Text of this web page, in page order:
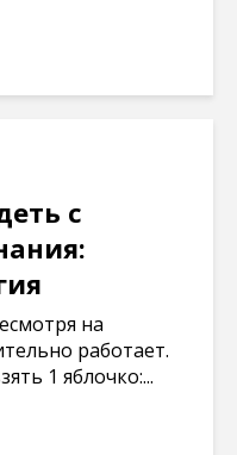
с
на
работает.
1 яблочко:...